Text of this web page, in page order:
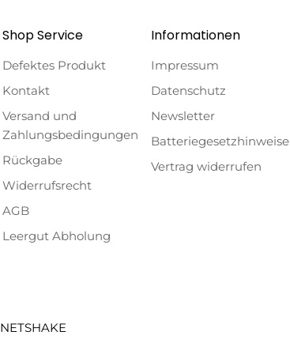
Shop Service
Defektes Produkt
Kontakt
Versand und
Zahlungsbedingungen
Rückgabe
Widerrufsrecht
AGB
Leergut Abholung
Informationen
Impressum
Datenschutz
Newsletter
Batteriegesetzhinweise
Vertrag widerrufen
NETSHAKE